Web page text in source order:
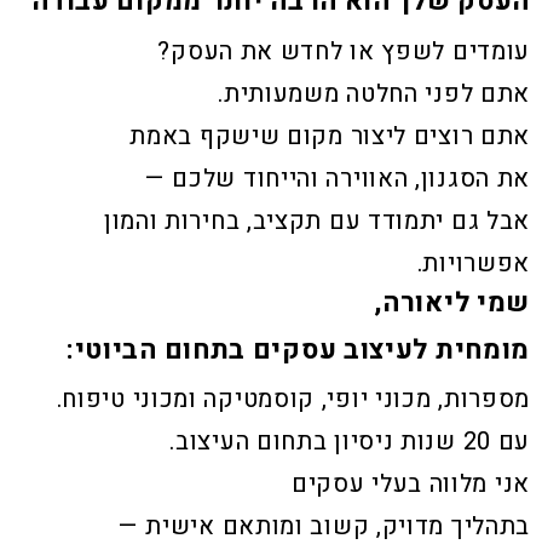
עומדים לשפץ או לחדש את העסק?
אתם לפני החלטה משמעותית.
אתם רוצים ליצור מקום שישקף באמת
את הסגנון, האווירה והייחוד שלכם —
אבל גם יתמודד עם תקציב, בחירות והמון
אפשרויות.
שמי ליאורה,
מומחית לעיצוב עסקים בתחום הביוטי:
מספרות, מכוני יופי, קוסמטיקה ומכוני טיפוח.
עם 20 שנות ניסיון בתחום העיצוב.
אני מלווה בעלי עסקים
בתהליך מדויק, קשוב ומותאם אישית —